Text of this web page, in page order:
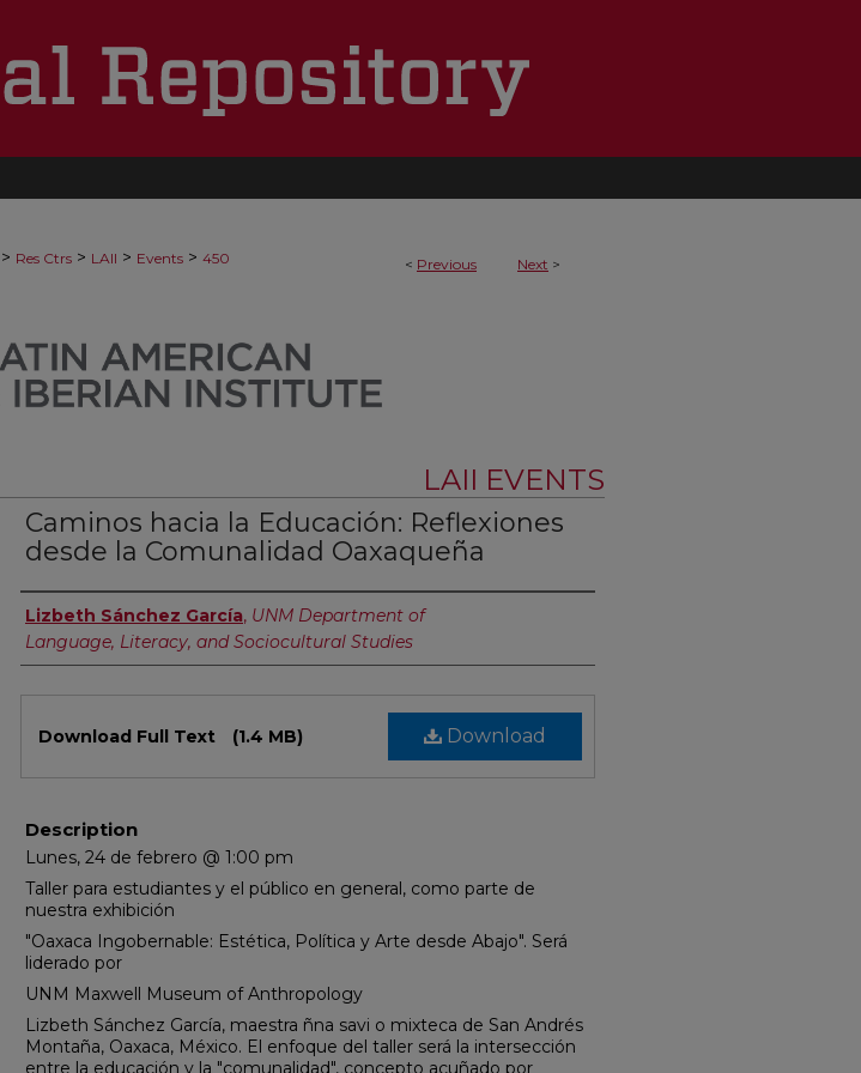
< Previous Next >
> Res Ctrs > LAII > Events > 450
LAII EVENTS
Caminos hacia la Educación: Reflexiones
desde la Comunalidad Oaxaqueña
Authors
Lizbeth Sánchez García, UNM Department of
Language, Literacy, and Sociocultural Studies
Download
Download Full Text (1.4 MB)
Description
Lunes, 24 de febrero @ 1:00 pm
Taller para estudiantes y el público en general, como parte de
nuestra exhibición
"Oaxaca Ingobernable: Estética, Política y Arte desde Abajo". Será
liderado por
UNM Maxwell Museum of Anthropology
Lizbeth Sánchez García, maestra ñna savi o mixteca de San Andrés
Montaña, Oaxaca, México. El enfoque del taller será la intersección
entre la educación y la "comunalidad", concepto acuñado por
Share